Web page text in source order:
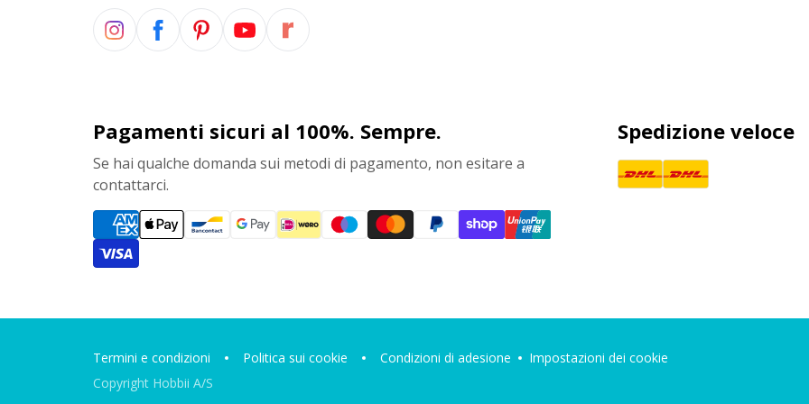
Pagamenti sicuri al 100%. Sempre.
Se hai qualche domanda sui metodi di pagamento, non esitare a
contattarci.
Spedizione veloce
Termini e condizioni Politica sui cookie Condizioni di adesione
Impostazioni dei cookie
Copyright Hobbii A/S